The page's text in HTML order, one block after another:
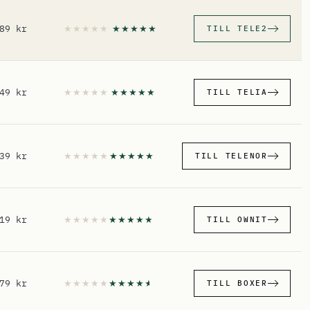
kr TILL TELE2
kr TILL TELIA
kr TILL TELENOR
kr TILL OWNIT
kr TILL BOXER